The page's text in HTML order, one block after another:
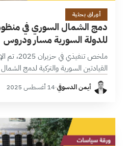
16 دقائق
أوراق بحثية
دمج الشمال السوري في
للدولة السورية مسار ودروس
ملخص تنفيذي
القيادتين السورية والتركية لدمج
الحوكمة الوطنية للدولة السورية، اتفاق
سياسية أكثر منها تقنية كتوطيد…
أيمن الدسوقي·14 أغسطس 2025